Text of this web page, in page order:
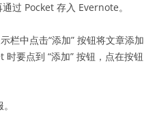
过 Pocket 存入 Evernote。
栏中点击“添加” 按钮将文章添加
要点到 “添加” 按钮，点在按钮